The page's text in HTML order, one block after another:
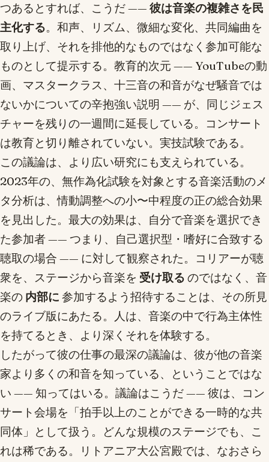
つあるとすれば、こうだ —— 彼は音楽の複雑さを民
主化する。和声、リズム、微細な変化、共同編曲を
取り上げ、それを排他的なものではなく参加可能な
ものとして提示する。教育的次元 —— YouTubeの動
画、マスタークラス、十三音の和音がなぜ騒音では
ないかについての辛抱強い説明 —— が、同じジェス
チャーを残りの一週間に延長している。コンサート
は教育と切り離されていない。実技試験である。
この議論は、より広い研究にも支えられている。
2023年の、無作為化試験を対象とする音楽活動のメ
タ分析は、情動調整への小〜中程度の正の総合効果
を見出した。最大の効果は、自分で音楽を選択でき
た参加者 —— つまり、自己選択型・嗜好に合致する
聴取の場合 —— に対して観察された。コリアーが聴
衆を、ステージから音楽を 受け取る のではなく、音
楽の 内部に 参加するよう招待することは、その所見
のライブ版にあたる。人は、音楽の中で行為主体性
を持てるとき、より深くそれを体験する。
したがって彼の仕事の最深の議論は、彼が他の音楽
家より多くの和音を知っている、ということではな
い —— 知ってはいる。議論はこうだ —— 彼は、コン
サート会場を「拍手以上のことができる一時的な共
同体」として扱う。どんな規模のステージでも、こ
れは稀である。リトアニア大公宮殿では、なおさら